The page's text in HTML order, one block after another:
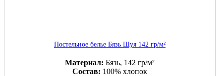
Постельное белье Бязь Шуя 142 гр/м²
Материал: Бязь, 142 гр/м²
Состав: 100% хлопок